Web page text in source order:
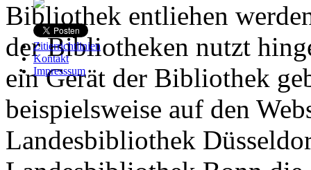
Zitierrichtlinien
Kontakt
Impresssum
Bibliothek entliehen
der Bibliotheken nutzt
ein Gerät der Bibliothek
beispielsweise auf den
Landesbibliothek